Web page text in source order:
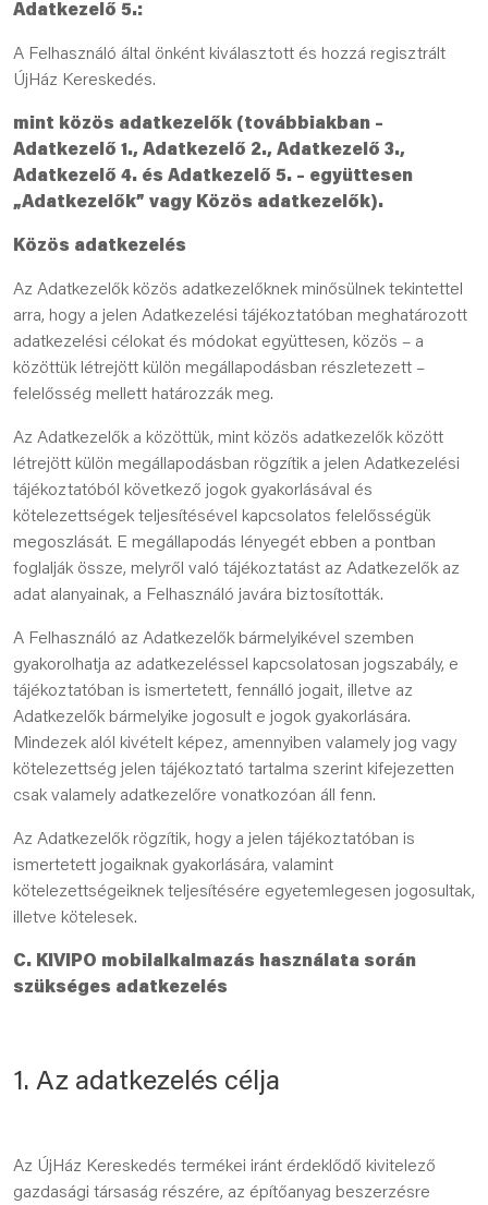
Adatkezelő 5.:
A Felhasználó által önként kiválasztott és hozzá regisztrált
ÚjHáz Kereskedés.
mint közös adatkezelők (továbbiakban –
Adatkezelő 1., Adatkezelő 2., Adatkezelő 3.,
Adatkezelő 4. és Adatkezelő 5. – együttesen
„Adatkezelők” vagy Közös adatkezelők).
Közös adatkezelés
Az Adatkezelők közös adatkezelőknek minősülnek tekintettel
arra, hogy a jelen Adatkezelési tájékoztatóban meghatározott
adatkezelési célokat és módokat együttesen, közös – a
közöttük létrejött külön megállapodásban részletezett –
felelősség mellett határozzák meg.
Az Adatkezelők a közöttük, mint közös adatkezelők között
létrejött külön megállapodásban rögzítik a jelen Adatkezelési
tájékoztatóból következő jogok gyakorlásával és
kötelezettségek teljesítésével kapcsolatos felelősségük
megoszlását. E megállapodás lényegét ebben a pontban
foglalják össze, melyről való tájékoztatást az Adatkezelők az
adat alanyainak, a Felhasználó javára biztosították.
A Felhasználó az Adatkezelők bármelyikével szemben
gyakorolhatja az adatkezeléssel kapcsolatosan jogszabály, e
tájékoztatóban is ismertetett, fennálló jogait, illetve az
Adatkezelők bármelyike jogosult e jogok gyakorlására.
Mindezek alól kivételt képez, amennyiben valamely jog vagy
kötelezettség jelen tájékoztató tartalma szerint kifejezetten
csak valamely adatkezelőre vonatkozóan áll fenn.
Az Adatkezelők rögzítik, hogy a jelen tájékoztatóban is
ismertetett jogaiknak gyakorlására, valamint
kötelezettségeiknek teljesítésére egyetemlegesen jogosultak,
illetve kötelesek.
C. KIVIPO mobilalkalmazás használata során
szükséges adatkezelés
1. Az adatkezelés célja
Az ÚjHáz Kereskedés termékei iránt érdeklődő kivitelező
gazdasági társaság részére, az építőanyag beszerzésre